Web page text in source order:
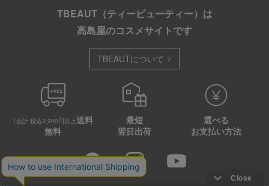
TBEAUT（ティービューティー）は
高島屋のコスメサイトです
TBEAUTについて
1会計 税込3,900円以上送料
無料
最短
翌日出荷
選べる
お支払い方法